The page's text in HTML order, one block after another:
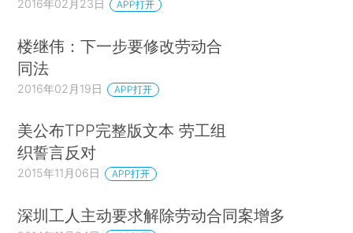
2016年02月23日 APP打开
楼继伟：下一步要修改劳动合
同法
2016年02月19日 APP打开
美公布TPP完整版文本 劳工组
织誓言反对
2015年11月06日 APP打开
深圳工人主动要求解除劳动合同案增多